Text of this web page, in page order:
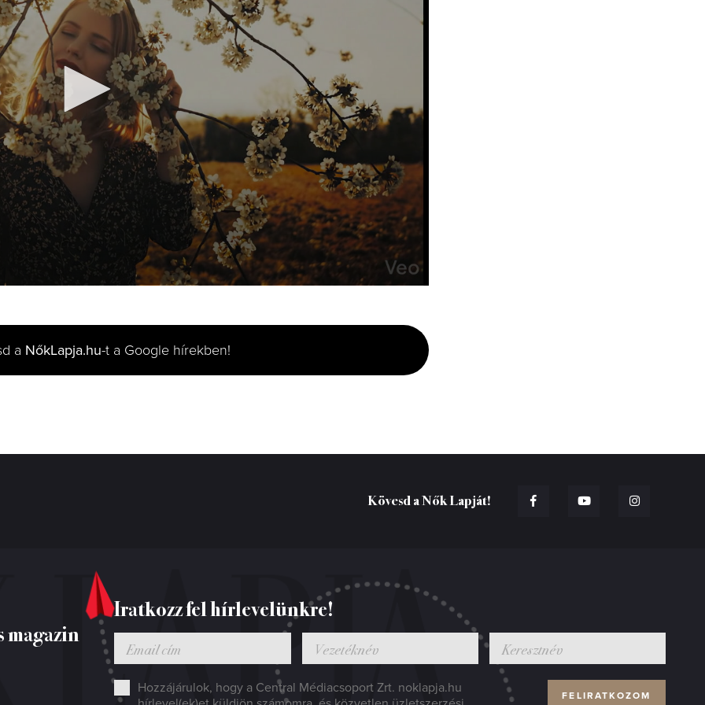
a NőkLapja.hu-t a Google hírekben!
Kövesd a Nők Lapját!
Iratkozz fel hírlevelünkre!
Hozzájárulok, hogy a Central Médiacsoport Zrt. noklapja.hu